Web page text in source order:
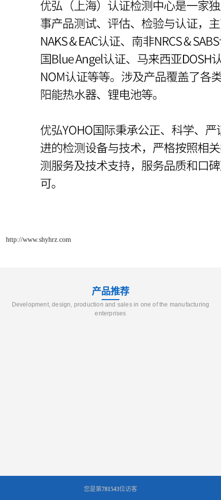
http://www.shyhrz.com
产品推荐
Development, design, production and sales in one of the manufacturing
enterprises
您是第781543位访客